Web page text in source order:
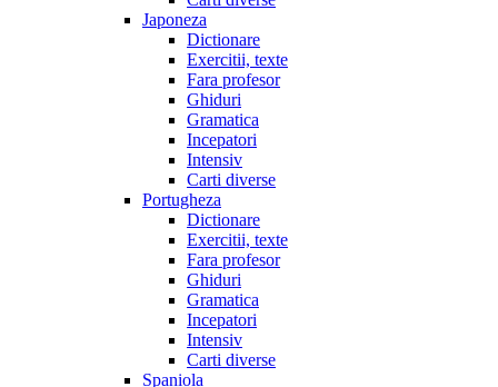
Japoneza
Dictionare
Exercitii, texte
Fara profesor
Ghiduri
Gramatica
Incepatori
Intensiv
Carti diverse
Portugheza
Dictionare
Exercitii, texte
Fara profesor
Ghiduri
Gramatica
Incepatori
Intensiv
Carti diverse
Spaniola